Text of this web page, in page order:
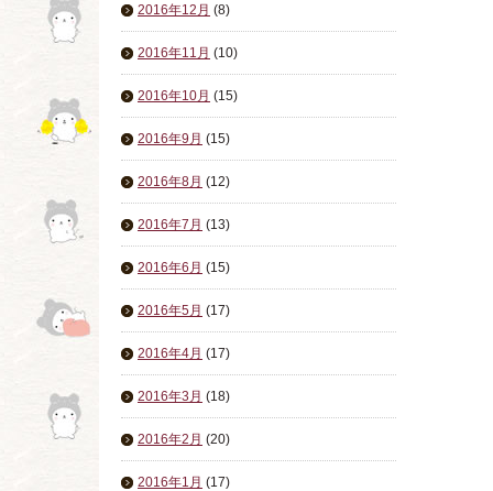
2016年12月 (8)
2016年11月 (10)
2016年10月 (15)
2016年9月 (15)
2016年8月 (12)
2016年7月 (13)
2016年6月 (15)
2016年5月 (17)
2016年4月 (17)
2016年3月 (18)
2016年2月 (20)
2016年1月 (17)